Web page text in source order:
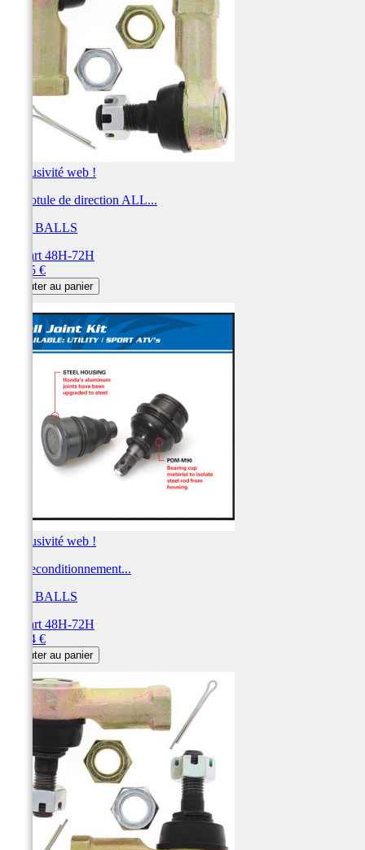
Exclusivité web !
Kit rotule de direction ALL...
ALL BALLS
Départ 48H-72H
70,45 €
Ajouter au panier
Exclusivité web !
Kit reconditionnement...
ALL BALLS
Départ 48H-72H
68,84 €
Ajouter au panier